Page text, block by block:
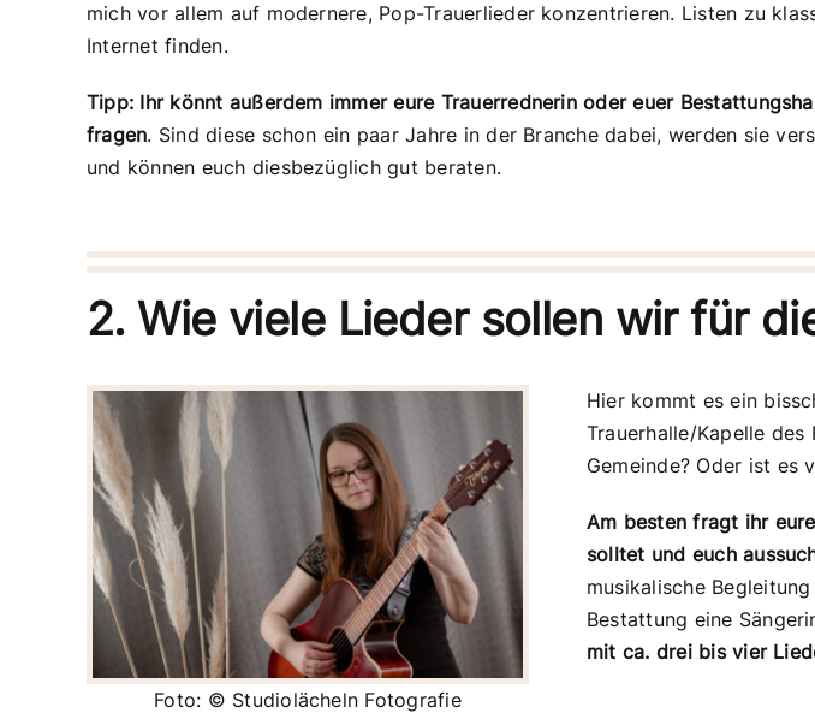
mich vor allem auf modernere, Pop-Trauerlieder konzentrieren. Listen zu
Internet finden.
Tipp: Ihr könnt außerdem immer eure Trauerrednerin oder euer
fragen. Sind diese schon ein paar Jahre in der Branche dabei, werden sie
und können euch diesbezüglich gut beraten.
2. Wie viele Lieder sollen wir für
Foto: © Studiolächeln Fotografie
Hier kommt es ein
Trauerhalle/Kapelle
Gemeinde? Oder ist es
Am besten fragt ihr
solltet und euch
musikalische
Bestattung eine
mit ca. drei bis vier